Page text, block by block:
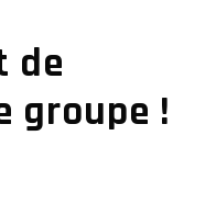
de
groupe !